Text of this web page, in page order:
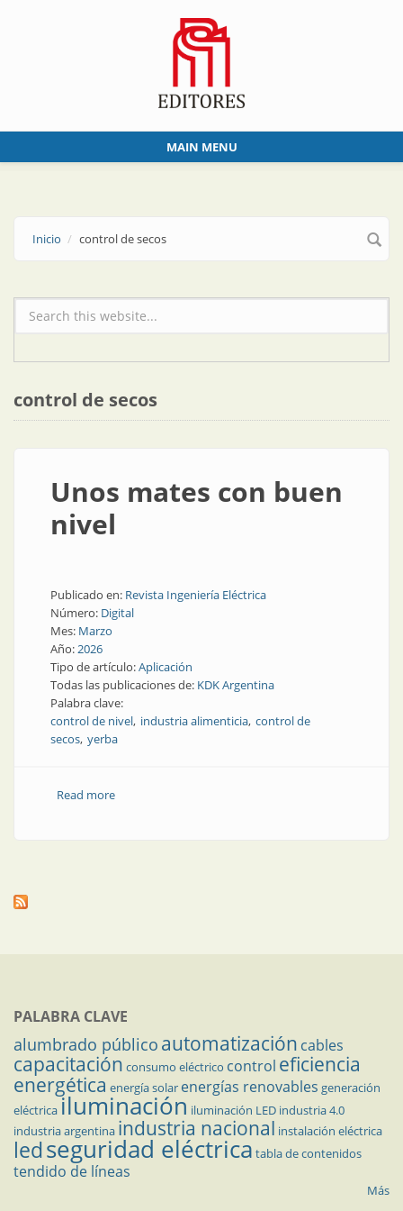
MAIN MENU
Inicio control de secos
Formulario de búsqueda
control de secos
Unos mates con buen
nivel
Publicado en: Revista Ingeniería Eléctrica
Número: Digital
Mes: Marzo
Año:2026
Tipo de artículo:Aplicación
Todas las publicaciones de: KDK Argentina
Palabra clave:
control de nivel industria alimenticia control de
secos yerba
Read moreabout Unos mates con buen nivel
PALABRA CLAVE
alumbrado público automatización cables
capacitación consumo eléctrico control eficiencia
energética energía solar energías renovables generación
eléctricailuminación iluminación LED industria 4.0
industria argentina industria nacional instalación eléctrica
ledseguridad eléctrica tabla de contenidos
tendido de líneas
Más